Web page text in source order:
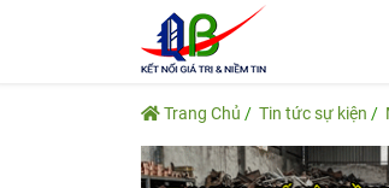
Trang Chủ Tin tức sự kiện